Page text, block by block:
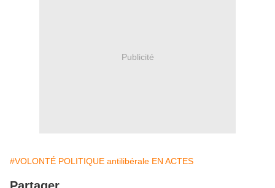
Publicité
#VOLONTÉ POLITIQUE antilibérale EN ACTES